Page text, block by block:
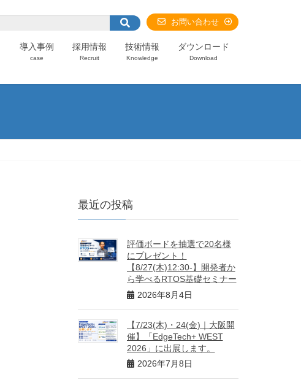
お問い合わせ
導入事例
case
採用情報
Recruit
技術情報
Knowledge
ダウンロード
Download
最近の投稿
評価ボードを抽選で20名様
にプレゼント！
【8/27(木)12:30-】開発者か
ら学べるRTOS基礎セミナー
2026年8月4日
【7/23(木)・24(金)｜大阪開
催】「EdgeTech+ WEST
2026」に出展します。
2026年7月8日